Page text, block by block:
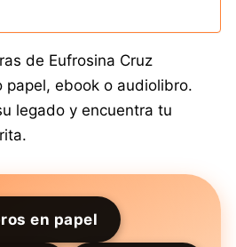
de Eufrosina Cruz
papel, ebook o audiolibro.
legado y encuentra tu
en papel